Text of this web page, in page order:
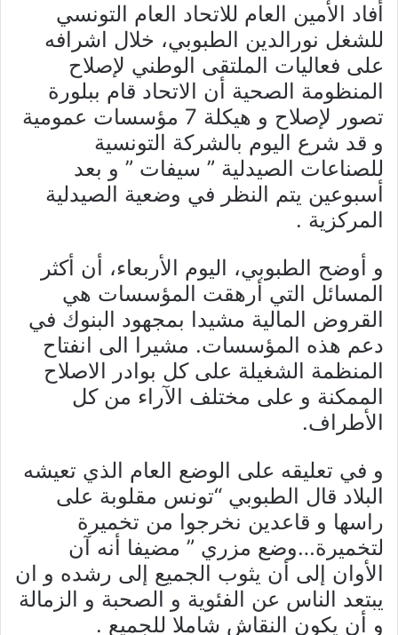
أفاد الأمين العام للاتحاد العام التونسي
للشغل نورالدين الطبوبي، خلال اشرافه
على فعاليات الملتقى الوطني لإصلاح
المنظومة الصحية أن الاتحاد قام ببلورة
تصور لإصلاح و هيكلة 7 مؤسسات عمومية
و قد شرع اليوم بالشركة التونسية
للصناعات الصيدلية ” سيفات ” و بعد
أسبوعين يتم النظر في وضعية الصيدلية
المركزية .
و أوضح الطبوبي، اليوم الأربعاء، أن أكثر
المسائل التي أرهقت المؤسسات هي
القروض المالية مشيدا بمجهود البنوك في
دعم هذه المؤسسات. مشيرا الى انفتاح
المنظمة الشغيلة على كل بوادر الاصلاح
الممكنة و على مختلف الآراء من كل
الأطراف.
و في تعليقه على الوضع العام الذي تعيشه
البلاد قال الطبوبي “تونس مقلوبة على
راسها و قاعدين نخرجوا من تخميرة
لتخميرة…وضع مزري ” مضيفا أنه آن
الأوان إلى أن يثوب الجميع إلى رشده و ان
يبتعد الناس عن الفئوية و الصحبة و الزمالة
و أن يكون النقاش شاملا للجميع .